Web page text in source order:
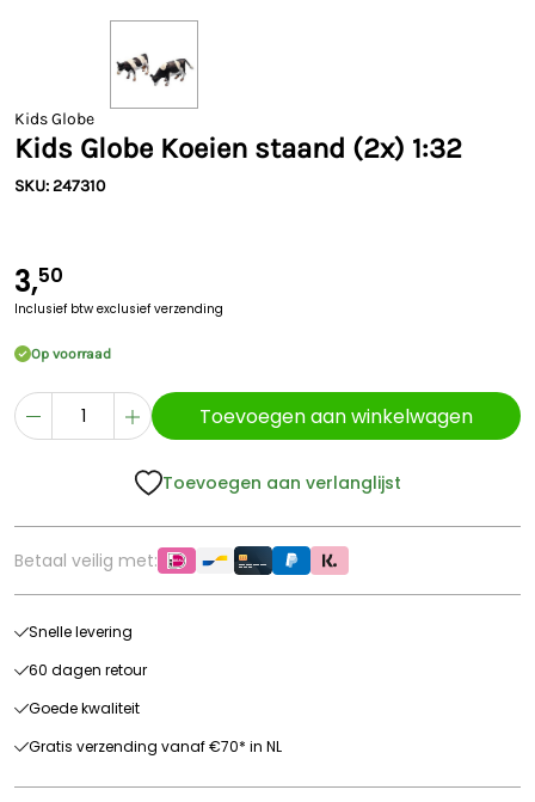
Kids Globe
Kids Globe Koeien staand (2x) 1:32
SKU: 247310
3,50
Inclusief btw exclusief verzending
Op voorraad
Toevoegen aan winkelwagen
Toevoegen aan verlanglijst
Betaal veilig met:
Snelle levering
60 dagen retour
Goede kwaliteit
Gratis verzending vanaf €70* in NL